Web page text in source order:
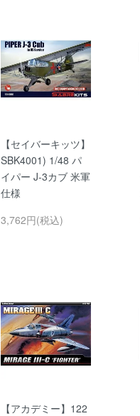
【セイバーキッツ】
SBK4001) 1/48 パ
イパー J-3カブ 米軍
仕様
3,762円(税込)
【アカデミー】122